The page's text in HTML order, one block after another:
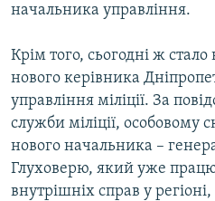
начальника управління.
Крім того, сьогодні ж
нового керівника
управління міліції. За
служби міліції, особовому
нового начальника –
Глуховерю, який уже
внутрішніх справ у